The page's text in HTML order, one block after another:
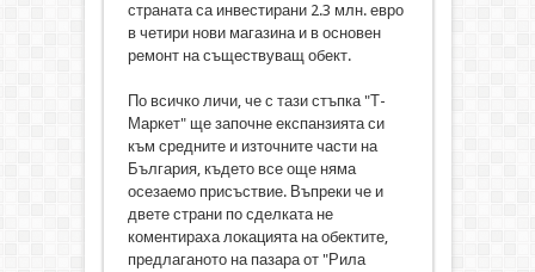
страната са инвестирани 2.3 млн. евро
в четири нови магазина и в основен
ремонт на съществуващ обект.
По всичко личи, че с тази стъпка "Т-
Маркет" ще започне експанзията си
към средните и източните части на
България, където все още няма
осезаемо присъствие. Въпреки че и
двете страни по сделката не
коментираха локацията на обектите,
предлаганото на пазара от "Рила